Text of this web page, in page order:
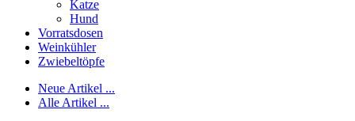
Katze
Hund
Vorratsdosen
Weinkühler
Zwiebeltöpfe
Neue Artikel ...
Alle Artikel ...